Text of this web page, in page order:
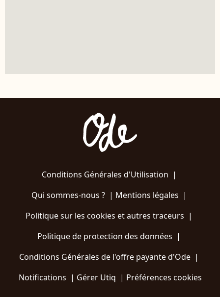
Conditions Générales d'Utilisation |
Qui sommes-nous ?| Mentions légales |
Politique sur les cookies et autres traceurs |
Politique de protection des données |
Conditions Générales de l'offre payante d'Ode |
Notifications | Gérer Utiq | Préférences cookies